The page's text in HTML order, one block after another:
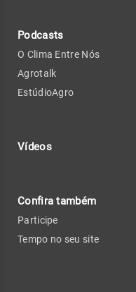
Podcasts
O Clima Entre Nós
Agrotalk
EstúdioAgro
Vídeos
Confira também
Participe
Tempo no seu site